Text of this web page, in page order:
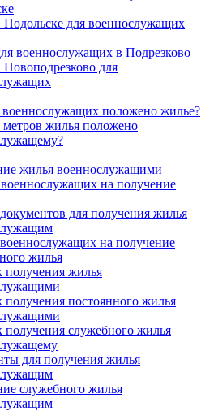
для военнослужащих
военнослужащих в Подрезково
для
положено жилье?
метров жилья положено
жилья военнослужащими
на получение
для получения жилья
на получение
жилья
получения жилья
получения постоянного жилья
получения служебного жилья
для получения жилья
служебного жилья